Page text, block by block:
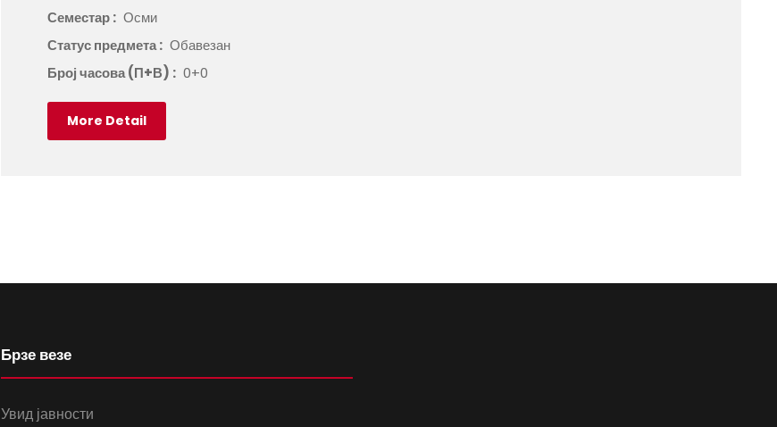
Семестар : Осми
Статус предмета : Обавезан
Број часова (П+В) : 0+0
More Detail
Брзе везе
Увид јавности